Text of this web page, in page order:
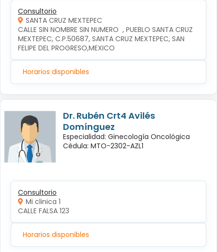
Consultorio
SANTA CRUZ MEXTEPEC
CALLE SIN NOMBRE SIN NUMERO  , PUEBLO SANTA CRUZ
MEXTEPEC, C.P.50687, SANTA CRUZ MEXTEPEC, SAN
FELIPE DEL PROGRESO,MEXICO
Horarios disponibles
Dr. Rubén Crt4 Avilés
Domínguez
Especialidad: Ginecología Oncológica
Cédula: MTO-2302-AZL1
Consultorio
Mi clinica 1
CALLE FALSA 123
Horarios disponibles